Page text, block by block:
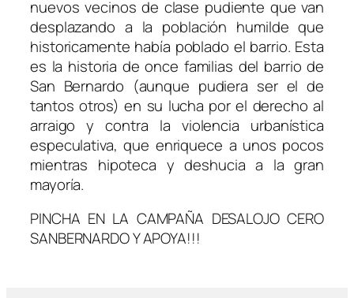
nuevos vecinos de clase pudiente que van
desplazando a la población humilde que
historicamente había poblado el barrio. Esta
es la historia de once familias del barrio de
San Bernardo (aunque pudiera ser el de
tantos otros) en su lucha por el derecho al
arraigo y contra la violencia urbanística
especulativa, que enriquece a unos pocos
mientras hipoteca y deshucia a la gran
mayoría.
PINCHA EN LA CAMPAÑA DESALOJO CERO
SANBERNARDO Y APOYA!!!